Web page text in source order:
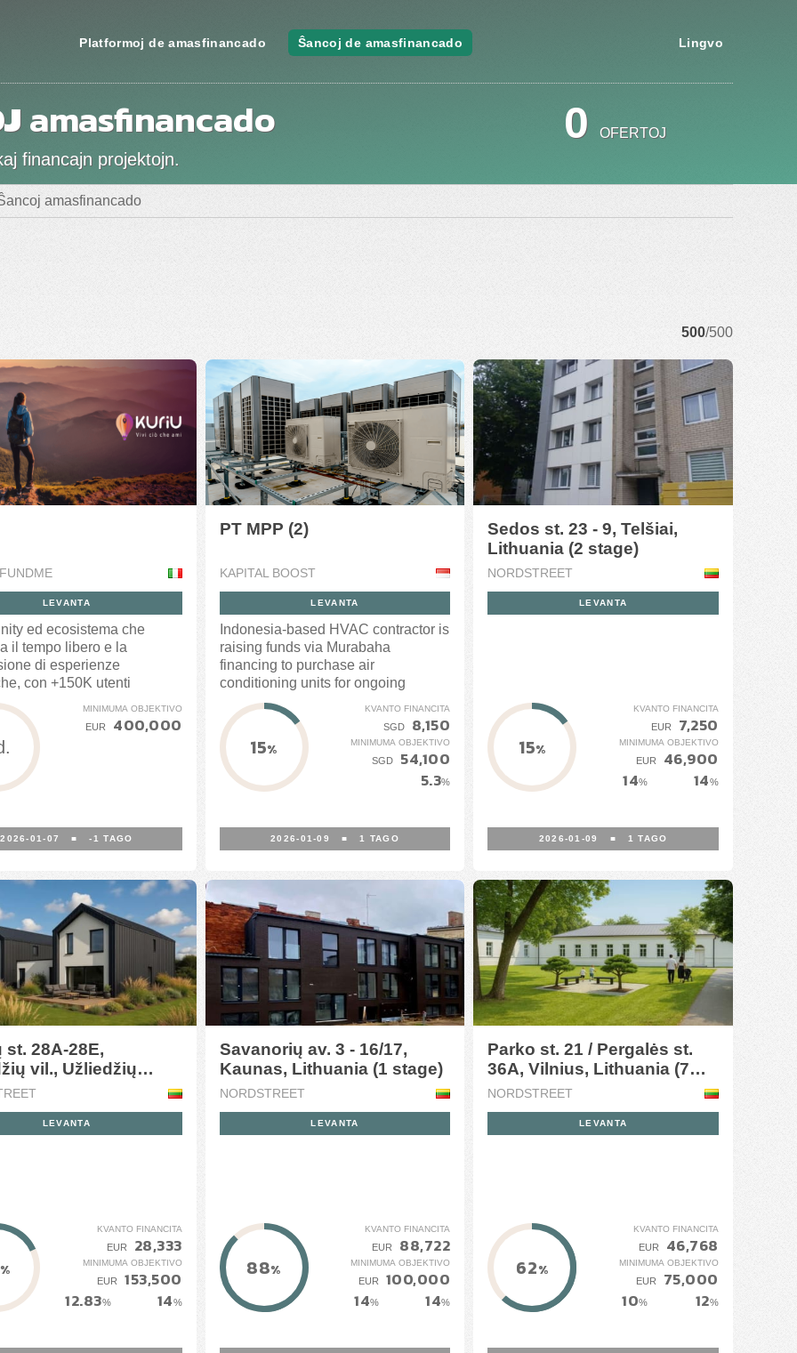
Platformoj de amasfinancado Ŝancoj de amasfinancado Lingvo
amasfinancado
financajn projektojn.
0 OFERTOJ
amasfinancado
500/500
LEVANTA
ed ecosistema che
il tempo libero e la
di esperienze
con +150K utenti
MINIMUMA OBJEKTIVO
EUR 400,000
2026-01-07 ■-1 TAGO
PT MPP (2)
KAPITAL BOOST
LEVANTA
Indonesia-based HVAC contractor is
raising funds via Murabaha
financing to purchase air
conditioning units for ongoing
projects.
15%
KVANTO FINANCITA
SGD 8,150
MINIMUMA OBJEKTIVO
SGD
54,100
5.3%
2026-01-09 ■1 TAGO
Sedos st. 23 - 9, Telšiai,
Lithuania (2 stage)
NORDSTREET
LEVANTA
15%
KVANTO FINANCITA
EUR 7,250
MINIMUMA OBJEKTIVO
EUR
46,900
14%
14%
2026-01-09 ■ 1 TAGO
st. 28A-28E,
vil., Užliedžių
d., Lithuania (3
LEVANTA
%
KVANTO FINANCITA
EUR 28,333
MINIMUMA OBJEKTIVO
EUR
153,500
14%
12.83%
Savanorių av. 3 - 16/17,
Kaunas, Lithuania (1 stage)
NORDSTREET
LEVANTA
88%
KVANTO FINANCITA
EUR 88,722
MINIMUMA OBJEKTIVO
EUR
100,000
14%
14%
Parko st. 21 / Pergalės st.
36A, Vilnius, Lithuania (7
stage)
NORDSTREET
LEVANTA
62%
KVANTO FINANCITA
EUR 46,768
MINIMUMA OBJEKTIVO
EUR
75,000
12%
10%